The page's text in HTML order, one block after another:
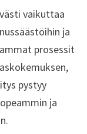
vaikuttaa
ja
prosessit
pystyy
ja